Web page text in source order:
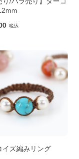
イズ編みリング